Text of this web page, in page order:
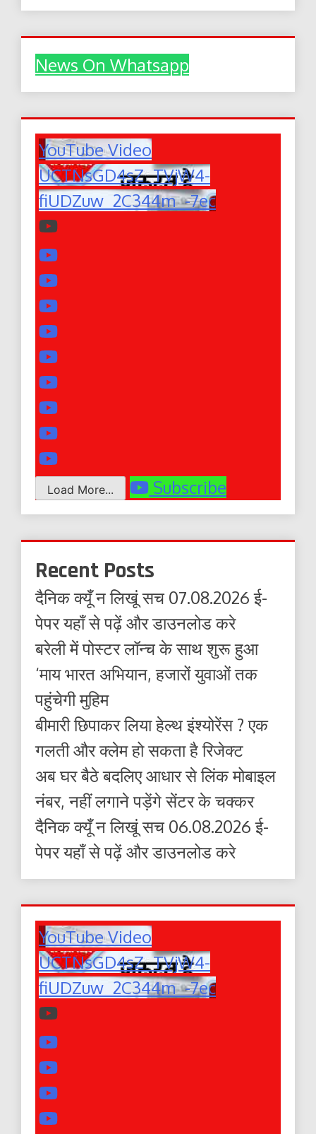
News On Whatsapp
YouTube Video
UCTNsGD4sZ_TVjW4-
fiUDZuw_2C344m_-7ec
Load More... Subscribe
Recent Posts
दैनिक क्यूँ न लिखूं सच 07.08.2026 ई-
पेपर यहाँ से पढ़ें और डाउनलोड करे
बरेली में पोस्टर लॉन्च के साथ शुरू हुआ
‘माय भारत अभियान, हजारों युवाओं तक
पहुंचेगी मुहिम
बीमारी छिपाकर लिया हेल्थ इंश्योरेंस ? एक
गलती और क्लेम हो सकता है रिजेक्ट
अब घर बैठे बदलिए आधार से लिंक मोबाइल
नंबर, नहीं लगाने पड़ेंगे सेंटर के चक्कर
दैनिक क्यूँ न लिखूं सच 06.08.2026 ई-
पेपर यहाँ से पढ़ें और डाउनलोड करे
YouTube Video
UCTNsGD4sZ_TVjW4-
fiUDZuw_2C344m_-7ec